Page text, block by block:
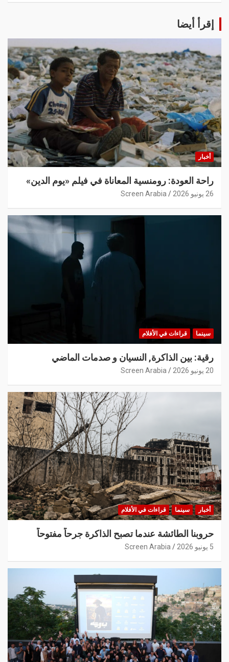
إقرأ أيضا
أخبار
راحة العودة: رومنسية المعاناة في فيلم «يوم الدين»
26 يونيو 2026 Screen Arabia
سينما قراءات في الأفلام
رقية: بين الذاكرة, النسيان و صدمات الماضي
20 يونيو 2026 Screen Arabia
أخبار سينما قراءات في الأفلام
حروبنا الطائشة عندما تصبح الذاكرة جرحاً مفتوحاً
5 يونيو 2026 Screen Arabia